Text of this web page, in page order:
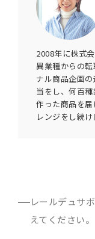
2008年に株式
異業種からの
ナル商品企画
当をし、何百
作った商品を
レンジをし続け
レールデュサ
えてください。